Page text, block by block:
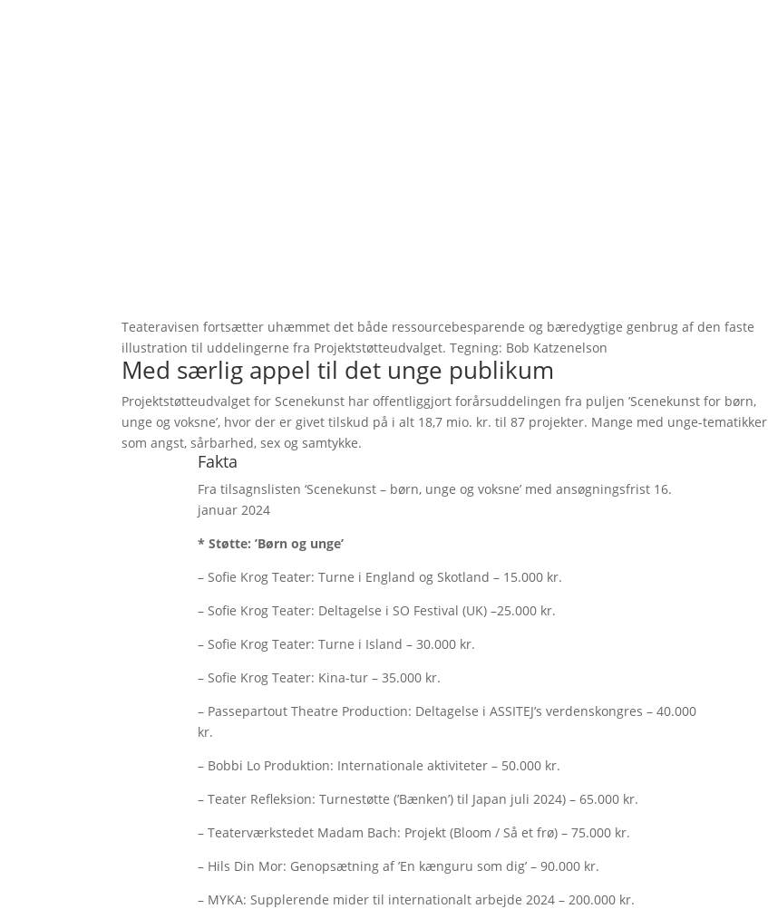
Teateravisen fortsætter uhæmmet det både ressourcebesparende og bæredygtige genbrug af den faste
illustration til uddelingerne fra Projektstøtteudvalget. Tegning: Bob Katzenelson
Med særlig appel til det unge publikum
Projektstøtteudvalget for Scenekunst har offentliggjort forårsuddelingen fra puljen ’Scenekunst for børn,
unge og voksne’, hvor der er givet tilskud på i alt 18,7 mio. kr. til 87 projekter. Mange med unge-tematikker
som angst, sårbarhed, sex og samtykke.
Fakta
Fra tilsagnslisten ‘Scenekunst – børn, unge og voksne’ med ansøgningsfrist 16.
januar 2024
* Støtte: ’Børn og unge’
– Sofie Krog Teater: Turne i England og Skotland – 15.000 kr.
– Sofie Krog Teater: Deltagelse i SO Festival (UK) –25.000 kr.
– Sofie Krog Teater: Turne i Island – 30.000 kr.
– Sofie Krog Teater: Kina-tur – 35.000 kr.
– Passepartout Theatre Production: Deltagelse i ASSITEJ’s verdenskongres – 40.000
kr.
– Bobbi Lo Produktion: Internationale aktiviteter – 50.000 kr.
– Teater Refleksion: Turnestøtte (’Bænken’) til Japan juli 2024) – 65.000 kr.
– Teaterværkstedet Madam Bach: Projekt (Bloom / Så et frø) – 75.000 kr.
– Hils Din Mor: Genopsætning af ’En kænguru som dig’ – 90.000 kr.
– MYKA: Supplerende mider til internationalt arbejde 2024 – 200.000 kr.